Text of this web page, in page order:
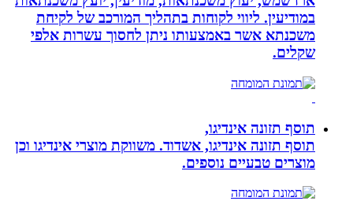
במודיעין. ליווי לקוחות בתהליך המורכב של לקיחת
משכנתא אשר באמצעותו ניתן לחסוך עשרות אלפי
שקלים.
תוסף תזונה אינדיגו,
תוסף תזונה אינדיגו, אשדוד. משווקת מוצרי אינדיגו וכן
מוצרים טבעיים נוספים.